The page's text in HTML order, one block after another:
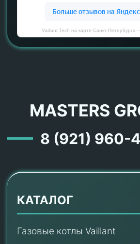
Vaillant Tech на карте Санкт‑Петербурга
MASTERS
8 (921) 960-
КАТАЛОГ
Газовые котлы Vaillant